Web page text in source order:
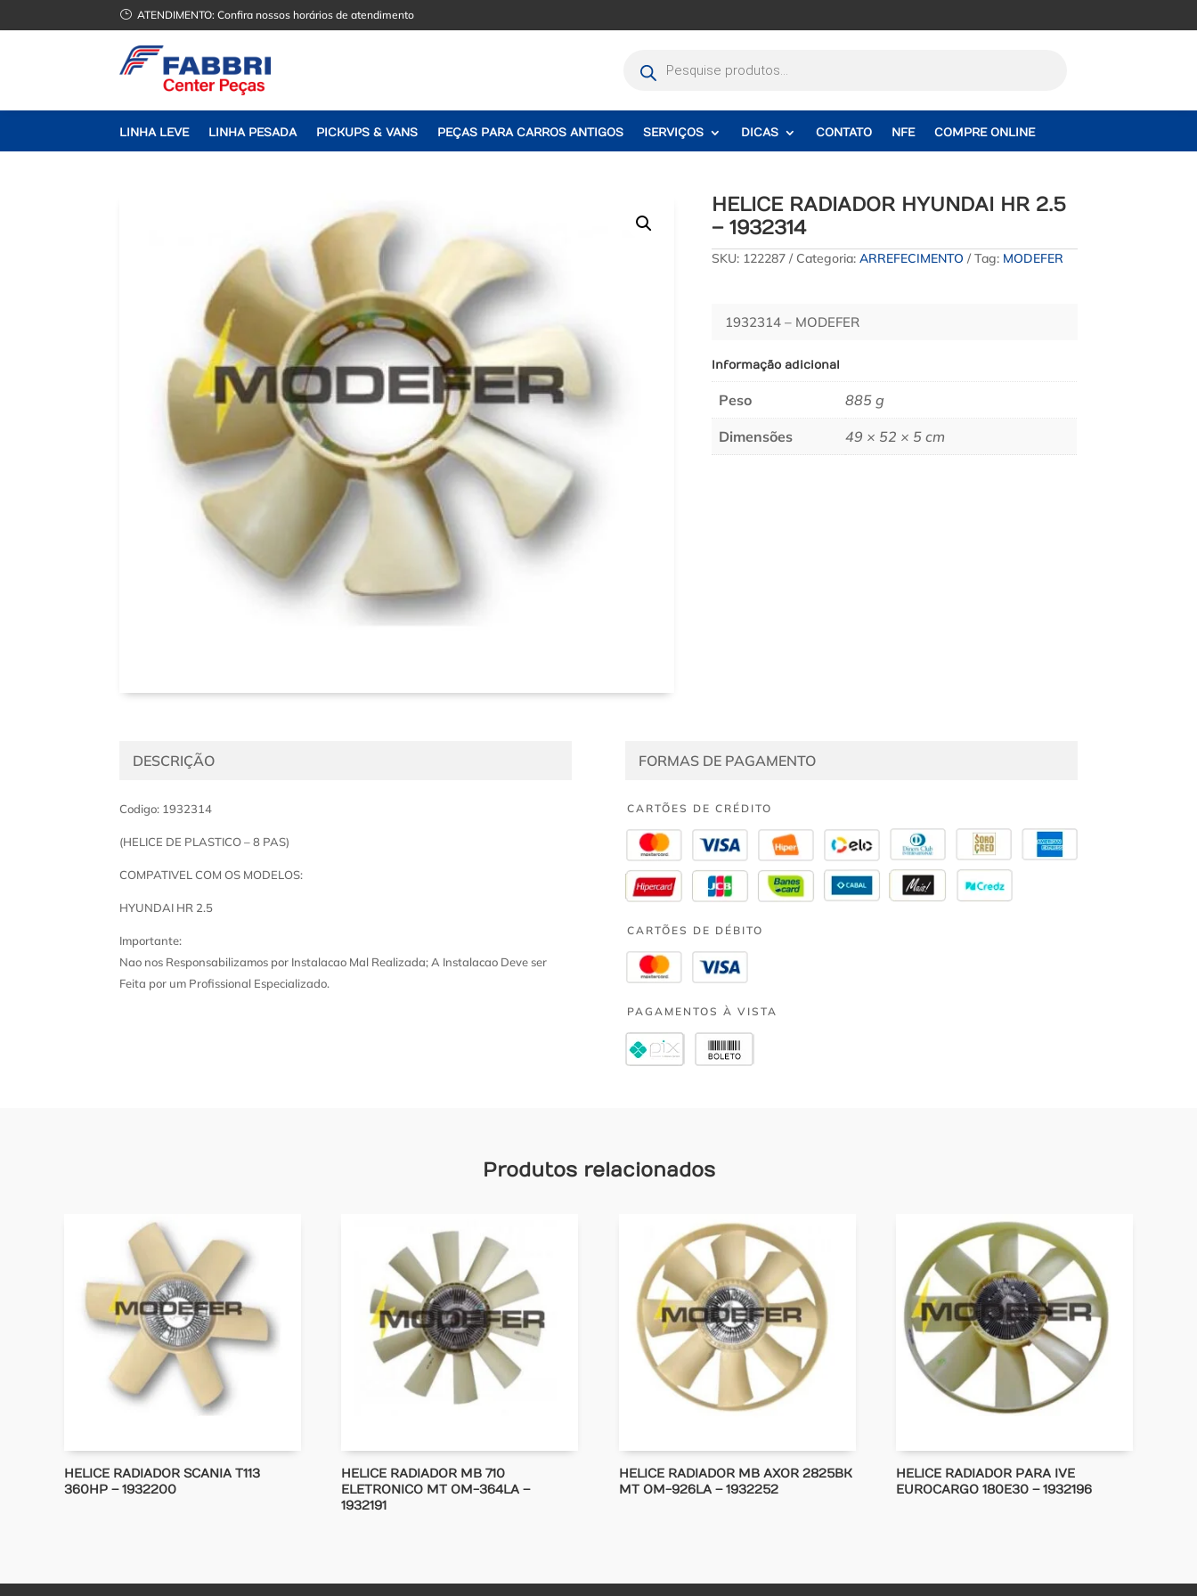
} ATENDIMENTO:Confira nossos horários de atendimento
produtos
LINHA LEVE LINHA PESADA PICKUPS & VANS PEÇAS PARA CARROS ANTIGOS SERVIÇOS DICAS CONTATO NFE COMPRE ONLINE
HELICE RADIADOR HYUNDAI HR 2.5
– 1932314
SKU: 122287 Categoria: ARREFECIMENTO Tag: MODEFER
1932314 – MODEFER
Informação adicional
Peso 885 g
Dimensões 49 × 52 × 5 cm
DESCRIÇÃO
Codigo: 1932314
(HELICE DE PLASTICO – 8 PAS)
COMPATIVEL COM OS MODELOS:
HYUNDAI HR 2.5
Importante:
Nao nos Responsabilizamos por Instalacao Mal Realizada; A Instalacao Deve ser
Feita por um Profissional Especializado.
FORMAS DE PAGAMENTO
CARTÕES DE CRÉDITO
CARTÕES DE DÉBITO
PAGAMENTOS À VISTA
Produtos relacionados
HELICE RADIADOR SCANIA T113
360HP – 1932200
HELICE RADIADOR MB 710
ELETRONICO MT OM-364LA –
1932191
HELICE RADIADOR MB AXOR 2825BK
MT OM-926LA – 1932252
HELICE RADIADOR PARA IVE
EUROCARGO 180E30 – 1932196